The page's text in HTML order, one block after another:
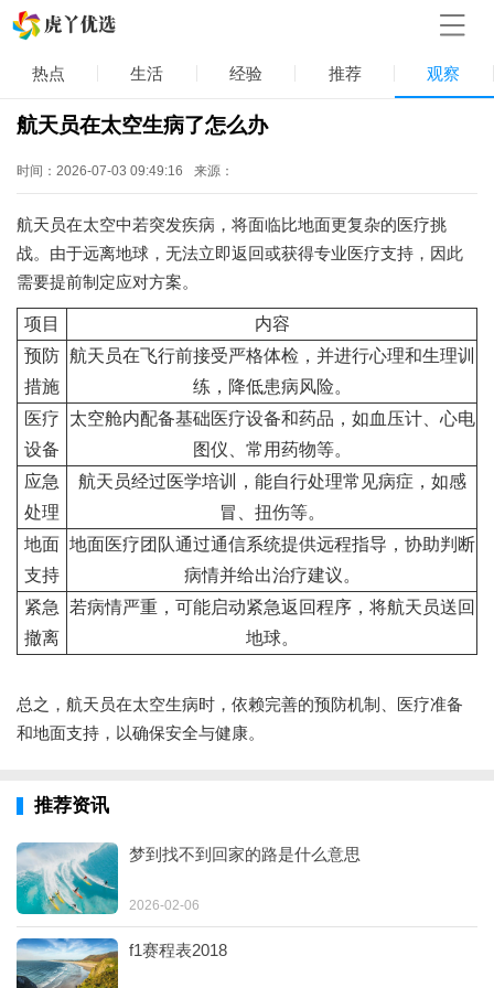
热点 生活 经验 推荐 观察
航天员在太空生病了怎么办
时间：2026-07-03 09:49:16 来源：
航天员在太空中若突发疾病，将面临比地面更复杂的医疗挑
战。由于远离地球，无法立即返回或获得专业医疗支持，因此
需要提前制定应对方案。
项目
内容
预防
措施
航天员在飞行前接受严格体检，并进行心理和生理训
练，降低患病风险。
医疗
设备
太空舱内配备基础医疗设备和药品，如血压计、心电
图仪、常用药物等。
应急
处理
航天员经过医学培训，能自行处理常见病症，如感
冒、扭伤等。
地面
支持
地面医疗团队通过通信系统提供远程指导，协助判断
病情并给出治疗建议。
紧急
撤离
若病情严重，可能启动紧急返回程序，将航天员送回
地球。
总之，航天员在太空生病时，依赖完善的预防机制、医疗准备
和地面支持，以确保安全与健康。
推荐资讯
梦到找不到回家的路是什么意思
2026-02-06
f1赛程表2018